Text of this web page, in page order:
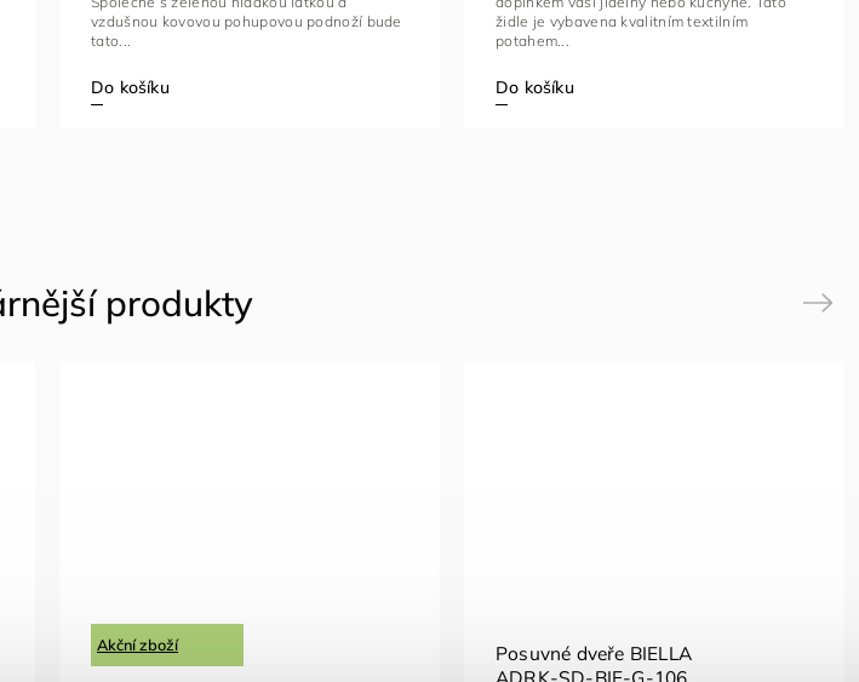
Do košíku
vzdušnou kovovou pohupovou podnoží bude
tato...
Do košíku
židle je vybavena kvalitním textilním
potahem...
Akční zboží
Posuvné dveře BIELLA
Next